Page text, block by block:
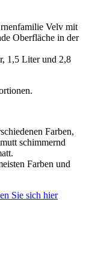
Velv mit
Oberfläche in der
1,5 Liter und 2,8
Farben,
schimmernd
Farben und
Sie sich hier